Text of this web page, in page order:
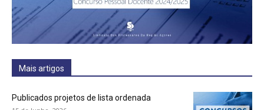
Mais artigos
Publicados projetos de lista ordenada